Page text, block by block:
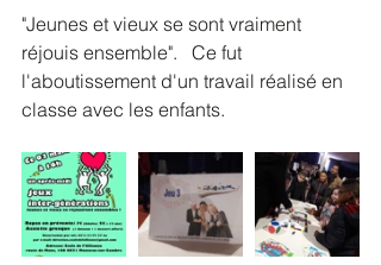
"Jeunes et vieux se sont vraiment
réjouis ensemble".   Ce fut
l'aboutissement d'un travail réalisé en
classe avec les enfants.